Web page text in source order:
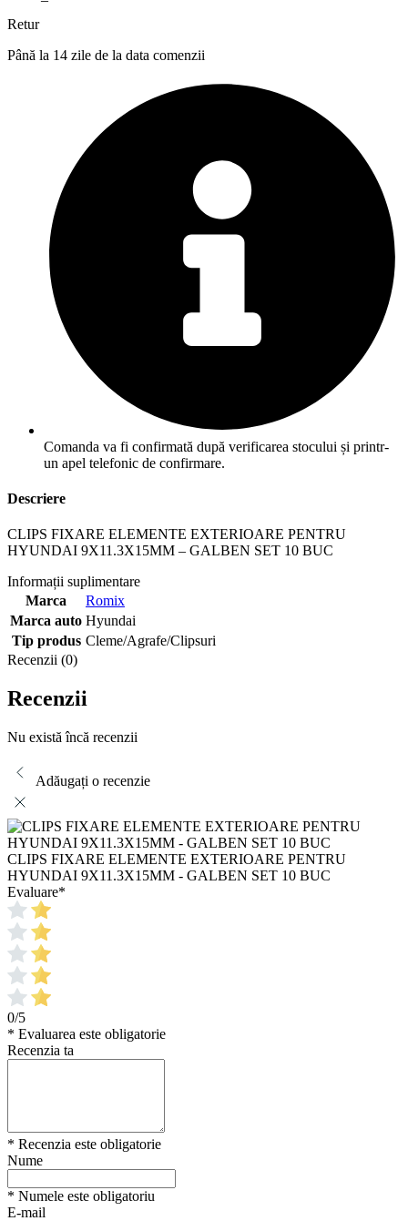
Retur
Până la 14 zile de la data comenzii
Comanda va fi confirmată după verificarea stocului și printr-
un apel telefonic de confirmare.
Descriere
CLIPS FIXARE ELEMENTE EXTERIOARE PENTRU
HYUNDAI 9X11.3X15MM – GALBEN SET 10 BUC
Informații suplimentare
Marca
Romix
Marca auto Hyundai
Tip produs Cleme/Agrafe/Clipsuri
Recenzii (0)
Recenzii
Nu există încă recenzii
Adăugați o recenzie
CLIPS FIXARE ELEMENTE EXTERIOARE PENTRU
HYUNDAI 9X11.3X15MM - GALBEN SET 10 BUC
Evaluare*
0/5
* Evaluarea este obligatorie
Recenzia ta
* Recenzia este obligatorie
Nume
* Numele este obligatoriu
E-mail